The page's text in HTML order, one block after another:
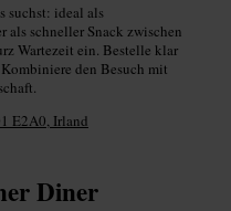
suchst: ideal als
als schneller Snack zwischen
Wartezeit ein. Bestelle klar
den Besuch mit
E2A0, Irland
Diner